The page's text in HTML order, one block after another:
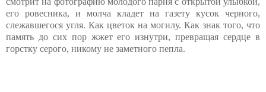
его ровесника, и молча кладет на газету кусок черного,
слежавшегося угля. Как цветок на могилу. Как знак того, что
память до сих пор жжет его изнутри, превращая сердце в
горстку серого, никому не заметного пепла.